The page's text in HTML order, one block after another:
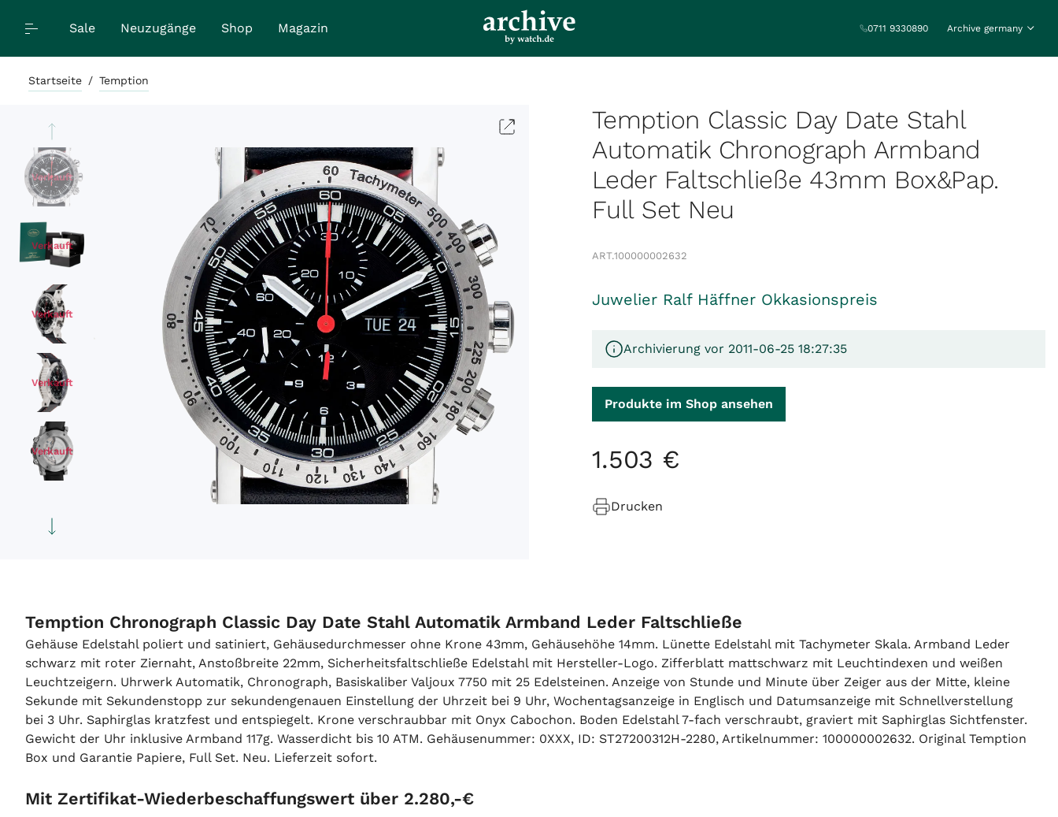
Sale Neuzugänge Shop Magazin 0711 9330890 Archive germany
Startseite / Temption
Temption Classic Day Date Stahl
Automatik Chronograph Armband
Leder Faltschließe 43mm Box&Pap.
Full Set Neu
Verkauft
Verkauft
Verkauft
Verkauft
Verkauft
Verkauft
ART.100000002632
Juwelier Ralf Häffner Okkasionspreis
Archivierung vor 2011-06-25 18:27:35
Produkte im Shop ansehen
1.503 €
Drucken
Temption Chronograph Classic Day Date Stahl Automatik Armband Leder Faltschließe
Gehäuse Edelstahl poliert und satiniert, Gehäusedurchmesser ohne Krone 43mm, Gehäusehöhe 14mm. Lünette Edelstahl mit Tachymeter Skala. Armband Leder
schwarz mit roter Ziernaht, Anstoßbreite 22mm, Sicherheitsfaltschließe Edelstahl mit Hersteller-Logo. Zifferblatt mattschwarz mit Leuchtindexen und weißen
Leuchtzeigern. Uhrwerk Automatik, Chronograph, Basiskaliber Valjoux 7750 mit 25 Edelsteinen. Anzeige von Stunde und Minute über Zeiger aus der Mitte, kleine
Sekunde mit Sekundenstopp zur sekundengenauen Einstellung der Uhrzeit bei 9 Uhr, Wochentagsanzeige in Englisch und Datumsanzeige mit Schnellverstellung
bei 3 Uhr. Saphirglas kratzfest und entspiegelt. Krone verschraubbar mit Onyx Cabochon. Boden Edelstahl 7-fach verschraubt, graviert mit Saphirglas Sichtfenster.
Gewicht der Uhr inklusive Armband 117g. Wasserdicht bis 10 ATM. Gehäusenummer: 0XXX, ID: ST27200312H-2280, Artikelnummer: 100000002632. Original Temption
Box und Garantie Papiere, Full Set. Neu. Lieferzeit sofort.
Mit Zertifikat-Wiederbeschaffungswert über 2.280,-€